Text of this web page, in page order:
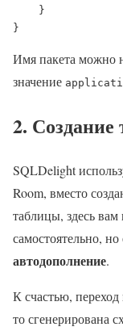
}
Имя пакета можно
значение
2. Создание
SQLDelight
Room, вместо
таблицы, здесь вам
самостоятельно, но
автодополнение.
К счастью, переход
то сгенерирована